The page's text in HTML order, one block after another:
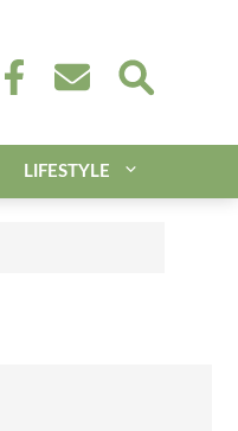
LIFESTYLE